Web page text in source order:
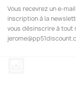
Vous recevrez un e-
inscription à la
vous désinscrire à tout